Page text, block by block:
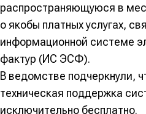
распространяющуюся в
о якобы платных услугах,
информационной системе
фактур (ИС ЭСФ).
В ведомстве подчеркнули,
техническая поддержка
исключительно бесплатно.